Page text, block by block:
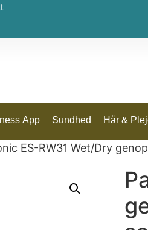
App Sundhed Hår &
ES-RW31 Wet/Dry